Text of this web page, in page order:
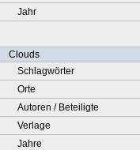
Jahr
Clouds
Schlagwörter
Orte
Autoren / Beteiligte
Verlage
Jahre